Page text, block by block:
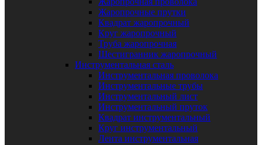
Жаропрочные прутки
Квадрат жаропрочный
Круг жаропрочный
Труба жаропрочная
Шестигранник жаропрочный
Инструментальная сталь
Инструментальная проволока
Инструментальные трубы
Инструментальный лист
Инструментальный пруток
Квадрат инструментальный
Круг инструментальный
Лента инструментальная